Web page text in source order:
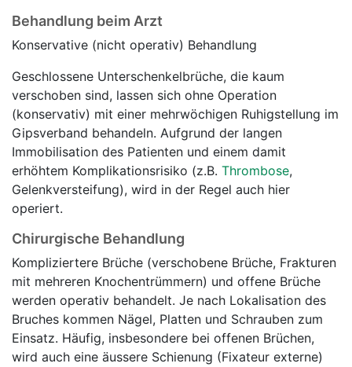
Behandlung beim Arzt
Konservative (nicht operativ) Behandlung
Geschlossene Unterschenkelbrüche, die kaum
verschoben sind, lassen sich ohne Operation
(konservativ) mit einer mehrwöchigen Ruhigstellung im
Gipsverband behandeln. Aufgrund der langen
Immobilisation des Patienten und einem damit
erhöhtem Komplikationsrisiko (z.B. Thrombose,
Gelenkversteifung), wird in der Regel auch hier
operiert.
Chirurgische Behandlung
Kompliziertere Brüche (verschobene Brüche, Frakturen
mit mehreren Knochentrümmern) und offene Brüche
werden operativ behandelt. Je nach Lokalisation des
Bruches kommen Nägel, Platten und Schrauben zum
Einsatz. Häufig, insbesondere bei offenen Brüchen,
wird auch eine äussere Schienung (Fixateur externe)